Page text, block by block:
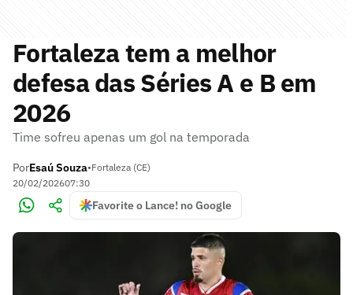
Fortaleza tem a melhor
defesa das Séries A e B em
2026
Time sofreu apenas um gol na temporada
PorEsaú Souza•Fortaleza (CE)
20/02/202607:30
Favorite o Lance! no Google